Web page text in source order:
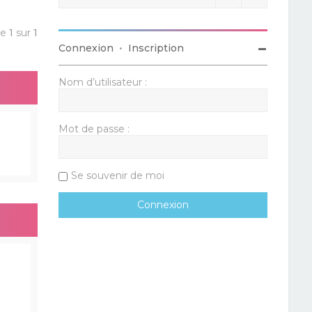
1 sur1
Connexion • Inscription
Nom d’utilisateur :
Mot de passe :
Se souvenir de moi